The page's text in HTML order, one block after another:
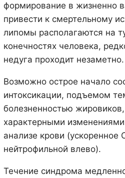
формирование в жизненно
привести к смертельному
липомы располагаются на
конечностях человека,
недуга проходит незаметно.
Возможно острое начало
интоксикации, подъемом
болезненностью
характерными
анализе крови (ускоренное
нейтрофильной влево).
Течение синдрома